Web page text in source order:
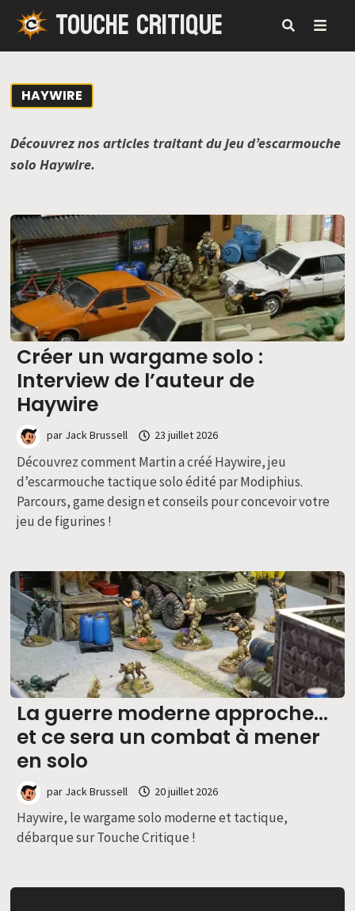
Passer
contenu
TOUCHE CRITIQUE
HAYWIRE
Découvrez nos articles traitant du jeu d’escarmouche
solo Haywire.
Créer un wargame solo :
Interview de l’auteur de
Haywire
par Jack Brussell 23 juillet 2026
Découvrez comment Martin a créé Haywire, jeu
d’escarmouche tactique solo édité par Modiphius.
Parcours, game design et conseils pour concevoir votre
jeu de figurines !
La guerre moderne approche…
et ce sera un combat à mener
en solo
par Jack Brussell 20 juillet 2026
Haywire, le wargame solo moderne et tactique,
débarque sur Touche Critique !